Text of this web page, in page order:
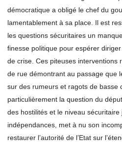
démocratique a obligé le chef du
lamentablement à sa place. Il est
les questions sécuritaires un
finesse politique pour espérer
de crise. Ces piteuses interventions
de rue démontrant au passage que
sur des rumeurs et ragots de basse
particulièrement la question du
des hostilités et le niveau
indépendances, met à nu son
restaurer l’autorité de l’Etat sur